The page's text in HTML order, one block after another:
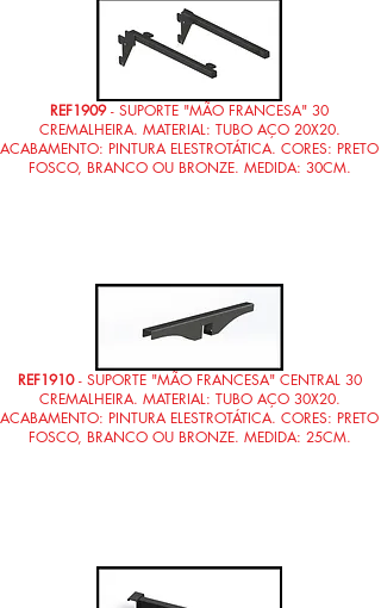
REF1909- SUPORTE "MÃO FRANCESA" 30
CREMALHEIRA. MATERIAL: TUBO AÇO 20X20.
ACABAMENTO: PINTURA ELESTROTÁTICA. CORES: PRETO
FOSCO, BRANCO OU BRONZE. MEDIDA: 30CM.
REF1910- SUPORTE "MÃO FRANCESA" CENTRAL 30
CREMALHEIRA. MATERIAL: TUBO AÇO 30X20.
ACABAMENTO: PINTURA ELESTROTÁTICA. CORES: PRETO
FOSCO, BRANCO OU BRONZE. MEDIDA: 25CM.